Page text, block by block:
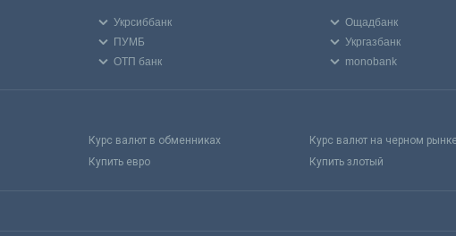
Укрсиббанк
Ощадбанк
ПУМБ
Укргазбанк
ОТП банк monobank
Курс валют в обменниках
Курс валют на черном
Купить евро Купить злотый